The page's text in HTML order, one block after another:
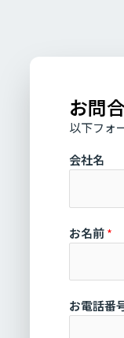
お問
以下フォ
「
個
情
報
の
り
扱
会社名
お名前*
お電話番